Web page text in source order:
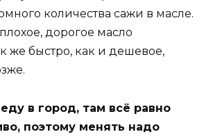
количества сажи в масле.
дорогое масло
же быстро, как и дешевое,
в город, там всё равно
поэтому менять надо